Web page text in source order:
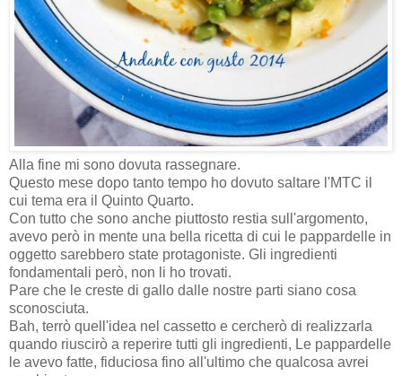
Alla fine mi sono dovuta rassegnare.
Questo mese dopo tanto tempo ho dovuto saltare l'MTC il
cui tema era il Quinto Quarto.
Con tutto che sono anche piuttosto restia sull'argomento,
avevo però in mente una bella ricetta di cui le pappardelle in
oggetto sarebbero state protagoniste. Gli ingredienti
fondamentali però, non li ho trovati.
Pare che le creste di gallo dalle nostre parti siano cosa
sconosciuta.
Bah, terrò quell'idea nel cassetto e cercherò di realizzarla
quando riuscirò a reperire tutti gli ingredienti, Le pappardelle
le avevo fatte, fiduciosa fino all'ultimo che qualcosa avrei